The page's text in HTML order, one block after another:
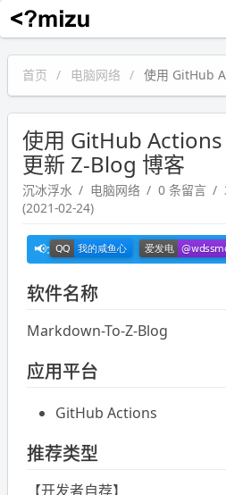
沉冰浮水
首页 电脑网络
使用 GitHub
更新 Z-Blog 博客
沉冰浮水 电脑网络 0 条留言
(2021-02-24)
软件名称
Markdown-To-Z-Blog
应用平台
GitHub Actions
推荐类型
【开发者自荐】